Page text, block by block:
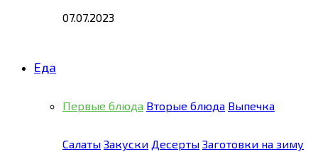
07.07.2023
Еда
Первые блюда Вторые блюда Выпечка
Салаты Закуски Десерты Заготовки на зиму